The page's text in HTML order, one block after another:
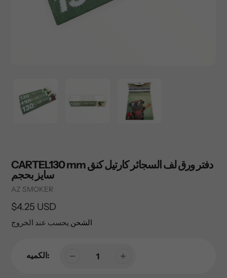
CARTEL130 mm دفتر ورق لف السجائر كارتيل كنق
سايز بحجم
Vendor
AZ SMOKER
السعر
العادي
$4.25 USD
الشحن يحسب عند الخروج
الكميه: